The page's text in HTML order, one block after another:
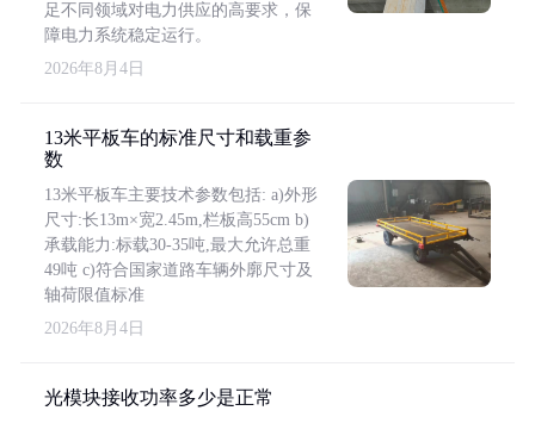
足不同领域对电力供应的高要求，保
障电力系统稳定运行。
2026年8月4日
13米平板车的标准尺寸和载重参
数
13米平板车主要技术参数包括: a)外形
尺寸:长13m×宽2.45m,栏板高55cm b)
承载能力:标载30-35吨,最大允许总重
49吨 c)符合国家道路车辆外廓尺寸及
轴荷限值标准
2026年8月4日
光模块接收功率多少是正常